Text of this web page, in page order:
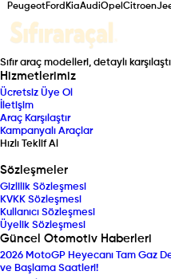
PeugeotFord KiaAudiOpel Citroen
Sıfır araç modelleri, detaylı
Hizmetlerimiz
Ücretsiz Üye Ol
İletişim
Araç Karşılaştır
Kampanyalı Araçlar
Hızlı Teklif Al
Sözleşmeler
Gizlilik Sözleşmesi
KVKK Sözleşmesi
Kullanıcı Sözleşmesi
Üyelik Sözleşmesi
Güncel Otomotiv Haberleri
2026 MotoGP Heyecanı Tam Gaz
ve Başlama Saatleri!